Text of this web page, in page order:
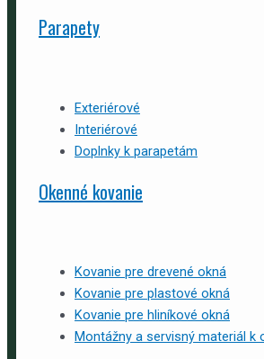
Parapety
Exteriérové
Interiérové
Doplnky k parapetám
Okenné kovanie
Kovanie pre drevené okná
Kovanie pre plastové okná
Kovanie pre hliníkové okná
Montážny a servisný materiál k